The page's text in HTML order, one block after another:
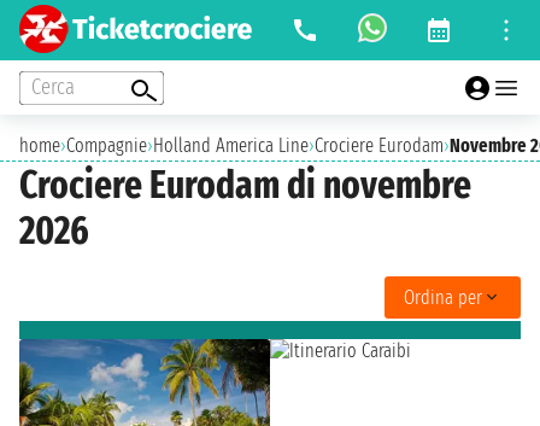
Cerca
home›Compagnie›Holland America Line›Crociere Eurodam›Novembre
Crociere Eurodam di novembre
2026
Ordina per